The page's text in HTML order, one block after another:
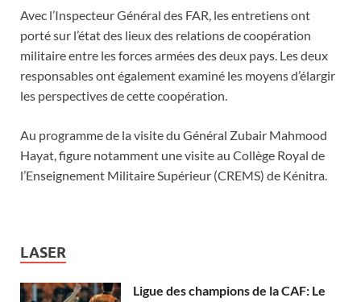
Avec l’Inspecteur Général des FAR, les entretiens ont
porté sur l’état des lieux des relations de coopération
militaire entre les forces armées des deux pays. Les deux
responsables ont également examiné les moyens d’élargir
les perspectives de cette coopération.
Au programme de la visite du Général Zubair Mahmood
Hayat, figure notamment une visite au Collège Royal de
l’Enseignement Militaire Supérieur (CREMS) de Kénitra.
LASER
Ligue des champions de la CAF: Le